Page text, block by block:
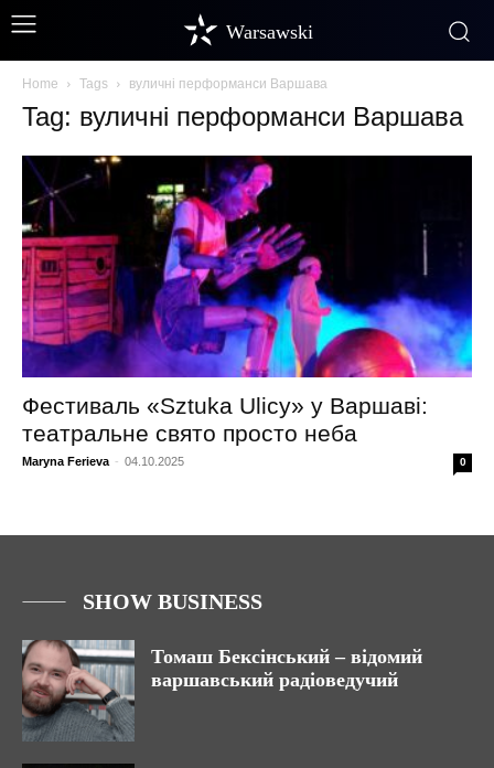
Warsawski
Home Tags вуличні перформанси Варшава
Tag: вуличні перформанси Варшава
Фестиваль «Sztuka Ulicy» у Варшаві:
театральне свято просто неба
Maryna Ferieva - 04.10.2025 0
SHOW BUSINESS
Томаш Бексінський – відомий
варшавський радіоведучий